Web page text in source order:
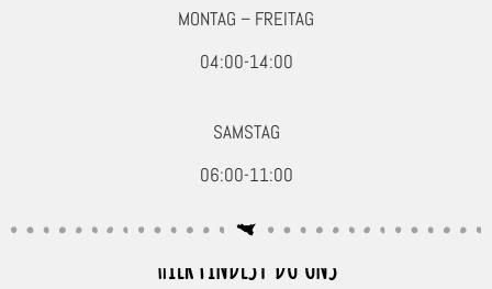
MONTAG – FREITAG
04:00-14:00
SAMSTAG
06:00-11:00
HIER FINDEST DU UNS